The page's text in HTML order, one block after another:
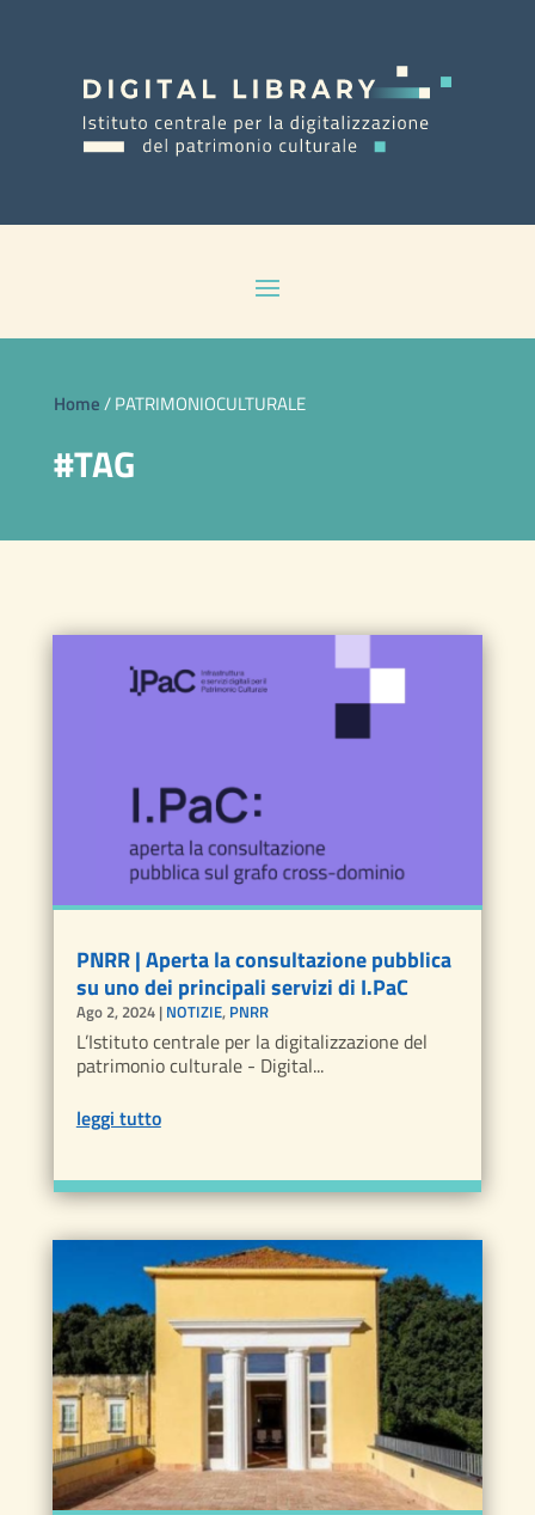
Home/PATRIMONIOCULTURALE
#TAG
PNRR | Aperta la consultazione pubblica
su uno dei principali servizi di I.PaC
Ago 2, 2024| NOTIZIE, PNRR
L’Istituto centrale per la digitalizzazione del
patrimonio culturale - Digital...
leggi tutto